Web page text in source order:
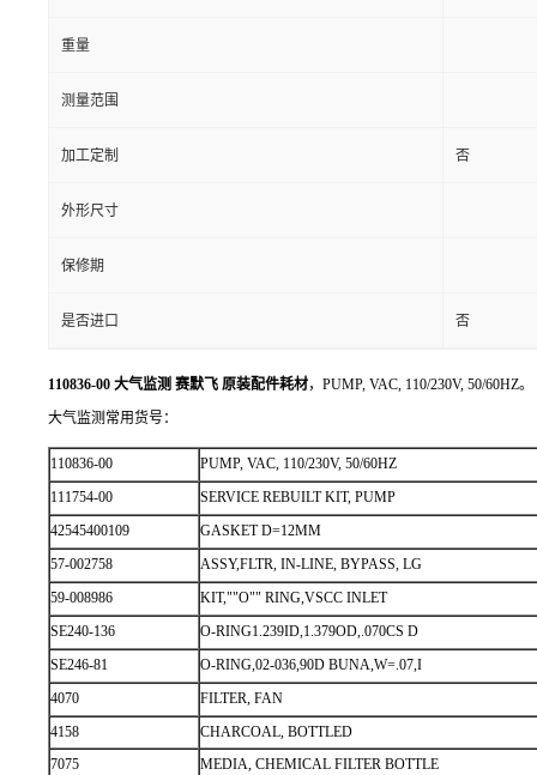
重量
测量范围
加工定制 否
外形尺寸
保修期
是否进口 否
110836-00 大气监测 赛默飞 原装配件耗材，PUMP, VAC, 110/230V, 50/60HZ。
大气监测常用货号：
110836-00
PUMP, VAC, 110/230V, 50/60HZ
111754-00
SERVICE REBUILT KIT, PUMP
42545400109
GASKET D=12MM
57-002758
ASSY,FLTR, IN-LINE, BYPASS, LG
59-008986
KIT,""O"" RING,VSCC INLET
SE240-136
O-RING1.239ID,1.379OD,.070CS D
SE246-81
O-RING,02-036,90D BUNA,W=.07,I
4070
FILTER, FAN
4158
CHARCOAL, BOTTLED
7075
MEDIA, CHEMICAL FILTER BOTTLE